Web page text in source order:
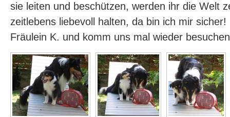
sie leiten und beschützen, werden ihr die Welt
zeitlebens liebevoll halten, da bin ich mir
Fräulein K. und komm uns mal wieder